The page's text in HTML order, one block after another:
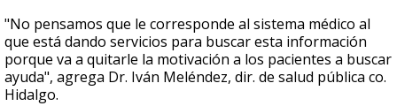
"No pensamos que le corresponde al sistema médico al
que está dando servicios para buscar esta información
porque va a quitarle la motivación a los pacientes a buscar
ayuda", agrega Dr. Iván Meléndez, dir. de salud pública co.
Hidalgo.